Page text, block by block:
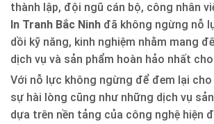
thành lập, đội ngũ cán bộ, công nhân
In Tranh Bắc Ninh đã không ngừng nỗ
dồi kỹ năng, kinh nghiệm nhằm mang
dịch vụ và sản phẩm hoàn hảo nhất
Với nỗ lực không ngừng để đem lại cho
sự hài lòng cũng như những dịch vụ
dựa trên nền tảng của công nghệ hiện